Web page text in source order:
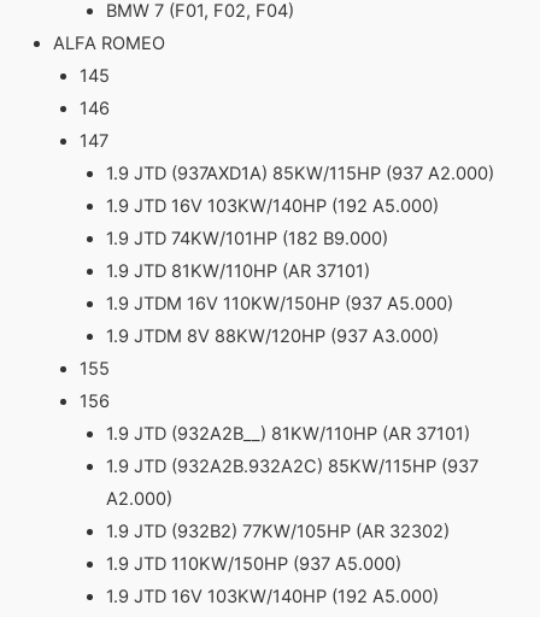
BMW 7 (F01, F02, F04)
ALFA ROMEO
145
146
147
1.9 JTD (937AXD1A) 85KW/115HP (937 A2.000)
1.9 JTD 16V 103KW/140HP (192 A5.000)
1.9 JTD 74KW/101HP (182 B9.000)
1.9 JTD 81KW/110HP (AR 37101)
1.9 JTDM 16V 110KW/150HP (937 A5.000)
1.9 JTDM 8V 88KW/120HP (937 A3.000)
155
156
1.9 JTD (932A2B__) 81KW/110HP (AR 37101)
1.9 JTD (932A2B.932A2C) 85KW/115HP (937
A2.000)
1.9 JTD (932B2) 77KW/105HP (AR 32302)
1.9 JTD 110KW/150HP (937 A5.000)
1.9 JTD 16V 103KW/140HP (192 A5.000)